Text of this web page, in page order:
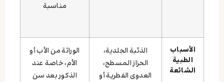
مناسبة
الأسباب
الطبية
الشائعة
الذئبة الجلدية،
الحزاز المسطح،
العدوى الفطرية أو
الوراثة من الأب أو
الأم، خاصة عند
الذكور بعد سن